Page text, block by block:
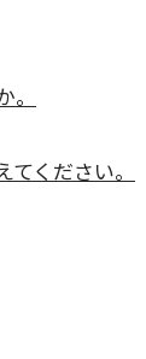
ください。